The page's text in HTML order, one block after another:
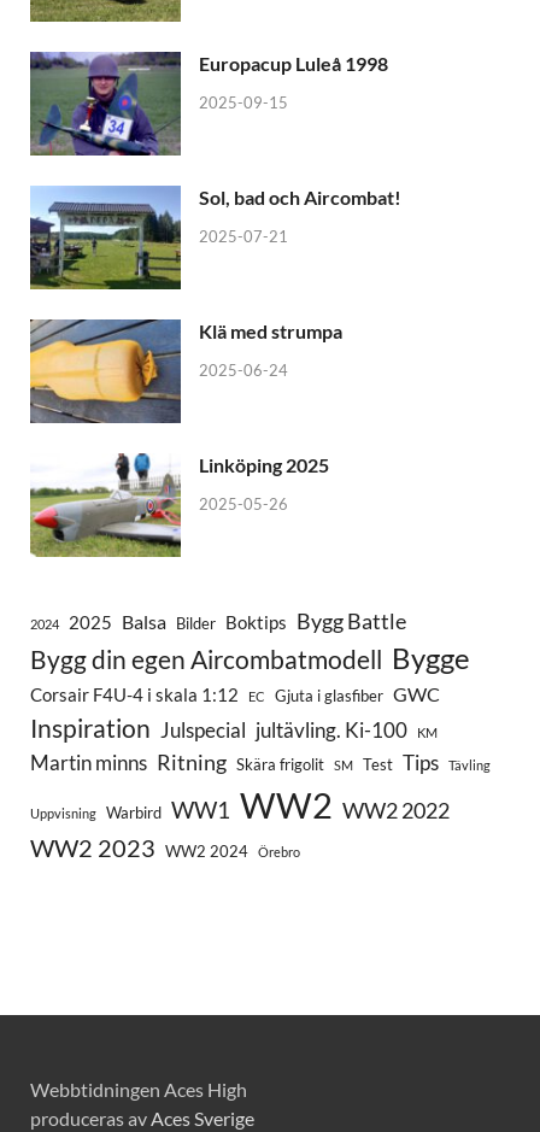
Europacup Luleå 1998
2025-09-15
Sol, bad och Aircombat!
2025-07-21
Klä med strumpa
2025-06-24
Linköping 2025
2025-05-26
2024 2025 Balsa Bilder Boktips Bygg Battle
Bygg din egen Aircombatmodell Bygge
Corsair F4U-4 i skala 1:12 EC Gjuta i glasfiber GWC
Inspiration Julspecial jultävling. Ki-100 KM
Martin minns Ritning Skära frigolit SM Test Tips Tävling
Uppvisning Warbird WW1 WW2 WW2 2022
WW2 2023 WW2 2024 Örebro
Webbtidningen Aces High
produceras avAces Sverige